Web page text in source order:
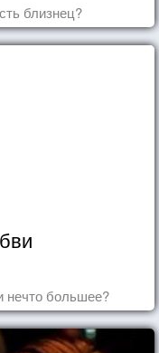
близнец?
нечто большее?